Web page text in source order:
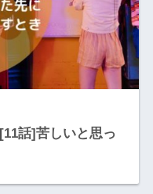
話]苦しいと思っ